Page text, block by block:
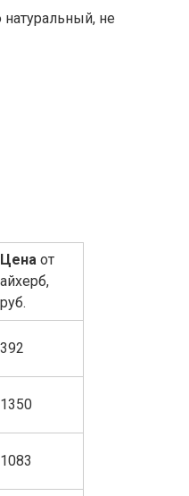
не
Цена от
айхерб,
руб.
392
1350
1083